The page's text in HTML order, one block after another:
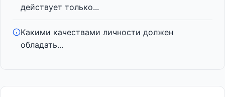
действует только...
Какими качествами личности должен
обладать...